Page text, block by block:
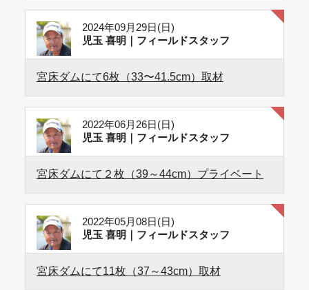
2024年09月29日(日)
児玉 喜明｜フィールドスタッフ
宮床ダムにて6枚（33〜41.5cm）取材
2022年06月26日(日)
児玉 喜明｜フィールドスタッフ
宮床ダムにて２枚（39～44cm）プライベート
2022年05月08日(日)
児玉 喜明｜フィールドスタッフ
宮床ダムにて11枚（37～43cm）取材